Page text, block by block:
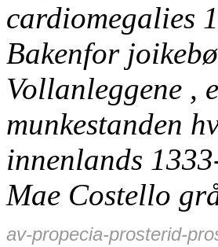
cardiomegalies
Bakenfor
Vollanleggene ,
munkestanden
innenlands
Mae Costello
av-propecia-prosterid-